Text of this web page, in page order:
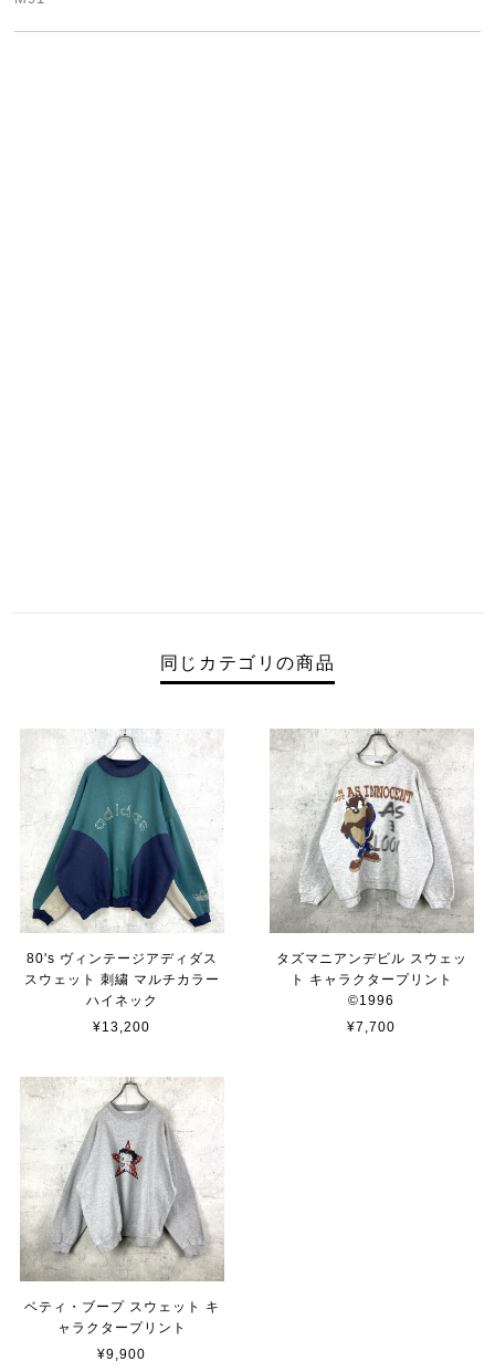
同じカテゴリの商品
80's ヴィンテージアディダス
スウェット 刺繍 マルチカラー
ハイネック
¥13,200
タズマニアンデビル スウェッ
ト キャラクタープリント
©︎1996
¥7,700
ベティ・ブープ スウェット キ
ャラクタープリント
¥9,900